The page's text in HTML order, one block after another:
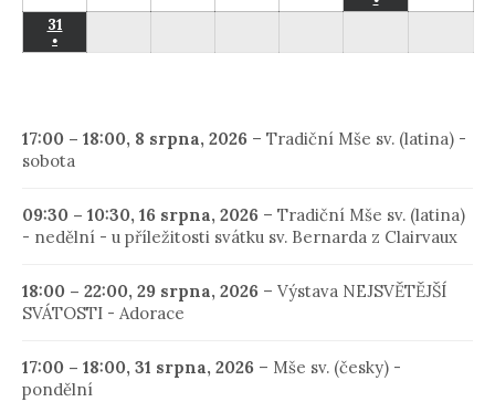
srpna,
srpna,
srpna,
srpna,
srpna,
srpna,
31
srpna,
●
17:00 – 18:00, 8 srpna, 2026 – Tradiční Mše sv. (latina) -
sobota
09:30 – 10:30, 16 srpna, 2026 – Tradiční Mše sv. (latina)
- nedělní - u příležitosti svátku sv. Bernarda z Clairvaux
18:00 – 22:00, 29 srpna, 2026 – Výstava NEJSVĚTĚJŠÍ
SVÁTOSTI - Adorace
17:00 – 18:00, 31 srpna, 2026 – Mše sv. (česky) -
pondělní